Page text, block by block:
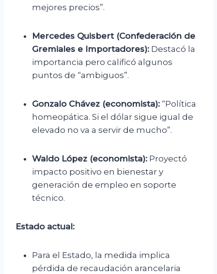
mejores precios”.
Mercedes Quisbert (Confederación de
Gremiales e Importadores): Destacó la
importancia pero calificó algunos
puntos de “ambiguos”.
Gonzalo Chávez (economista): “Política
homeopática. Si el dólar sigue igual de
elevado no va a servir de mucho”.
Waldo López (economista): Proyectó
impacto positivo en bienestar y
generación de empleo en soporte
técnico.
Estado actual:
Para el Estado, la medida implica
pérdida de recaudación arancelaria